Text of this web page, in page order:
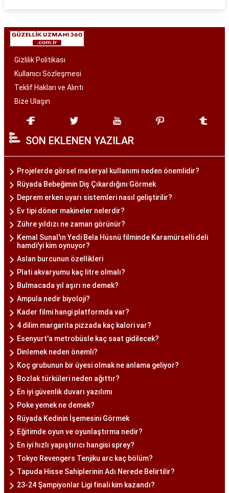
Gizlilik Politikası
Kullanıcı Sözleşmesi
Teklif Hakları ve Alıntı
Bize Ulaşın
SON EKLENEN YAZILAR
Projelerde görsel materyal kullanımı neden önemlidir?
Rüyada Bebeğimin Diş Çıkardığını Görmek
Deprem erken uyarı sistemleri nasıl geliştirilir?
Ev tipi döner makineler nelerdir?
Zühre yıldızı ne zaman görünür?
Kemal Sunal'ın Yedi Bela Hüsnü filminde Karamürselli deli
hamdi'yi kim oynuyor?
Aslan burcunun özellikleri
Plati akvaryumu kaç litre olmalı?
Bulmacada yıl aşırı ne demek?
Ampula nedir biyoloji?
Kader filmi hangi platformda var?
4 dilim margarita pizzada kaç kalori var?
Esenyurt'a metrobüsle kaç saat gidilecek?
Dinlemek neden önemli?
Koç grubunun bir üyesi olmak ne anlama geliyor?
Bozlak türküleri neden ağıttır?
En iyi güvenlik duvarı yazılımı
Poke yemek ne demek?
Rüyada Kedinin İşemesini Görmek
Eğitimde oyun ve oyunlaştırma nedir?
En iyi hızlı yapıştırıcı hangisi sprey?
Tokyo Revengers Tenjiku arc kaç bölüm?
Tapuda Hisse Sahiplerinin Adı Nerede Belirtilir?
23-24 Şampiyonlar Ligi finali kim kazandı?